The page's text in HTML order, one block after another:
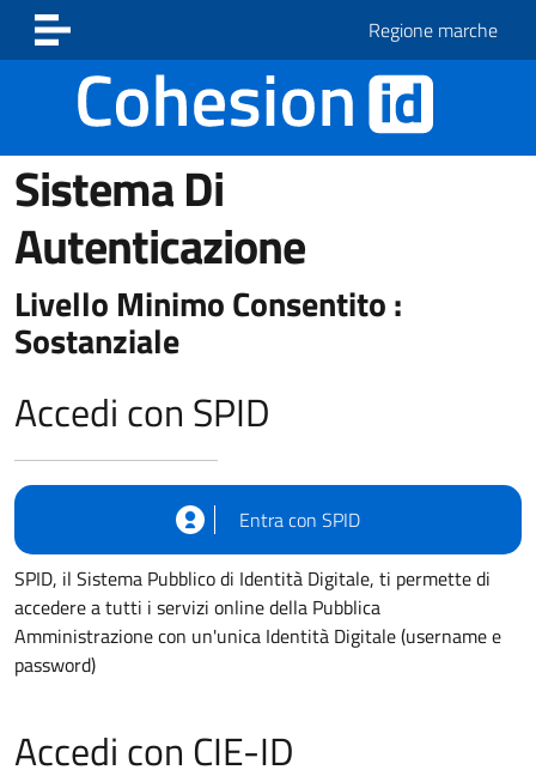
Vai ai contenuti
Vai al footer
Regione marche
Sistema Di
Autenticazione
Livello Minimo Consentito :
Sostanziale
Accedi con SPID
Entra con SPID
SPID, il Sistema Pubblico di Identità Digitale, ti permette di
accedere a tutti i servizi online della Pubblica
Amministrazione con un'unica Identità Digitale (username e
password)
Accedi con CIE-ID